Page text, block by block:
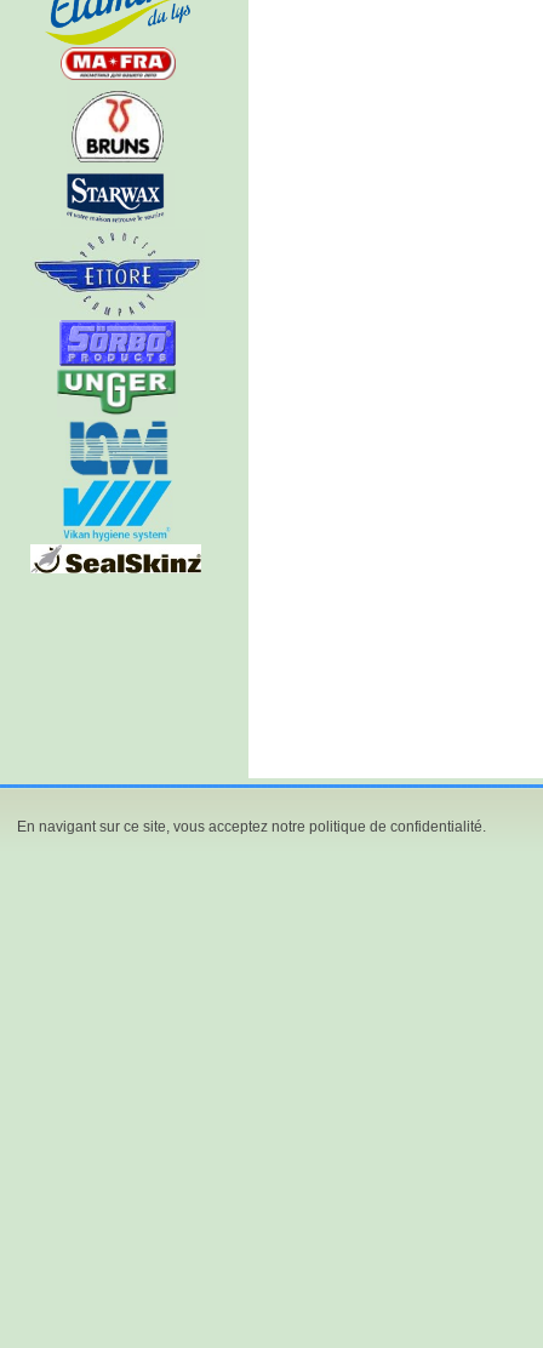
En navigant sur ce site, vous acceptez notre politique de confidentialité.